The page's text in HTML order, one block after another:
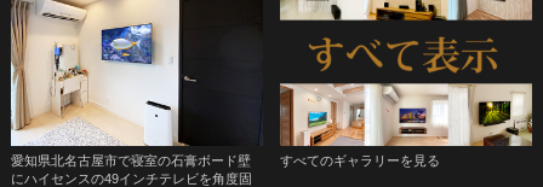
愛知県北名古屋市で寝室の石膏ボード壁
にハイセンスの49インチテレビを角度固
すべてのギャラリーを見る